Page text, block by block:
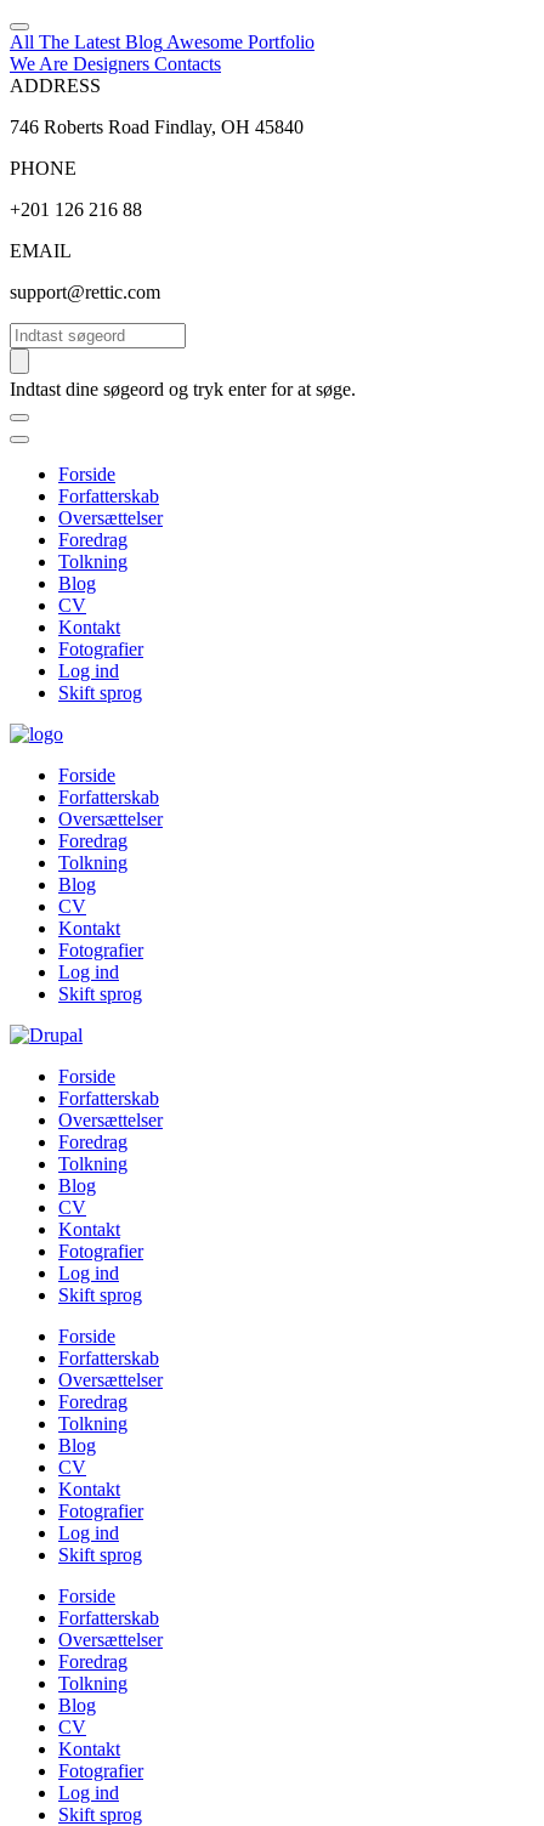
All The Latest Blog Awesome Portfolio
We Are Designers Contacts
ADDRESS
746 Roberts Road Findlay, OH 45840
PHONE
+201 126 216 88
EMAIL
support@rettic.com
Søg
Indtast dine søgeord og tryk enter for at søge.
Forside
Forfatterskab
Oversættelser
Foredrag
Tolkning
Blog
CV
Kontakt
Fotografier
Log ind
Skift sprog
Forside
Forfatterskab
Oversættelser
Foredrag
Tolkning
Blog
CV
Kontakt
Fotografier
Log ind
Skift sprog
Forside
Forfatterskab
Oversættelser
Foredrag
Tolkning
Blog
CV
Kontakt
Fotografier
Log ind
Skift sprog
Forside
Forfatterskab
Oversættelser
Foredrag
Tolkning
Blog
CV
Kontakt
Fotografier
Log ind
Skift sprog
Forside
Forfatterskab
Oversættelser
Foredrag
Tolkning
Blog
CV
Kontakt
Fotografier
Log ind
Skift sprog